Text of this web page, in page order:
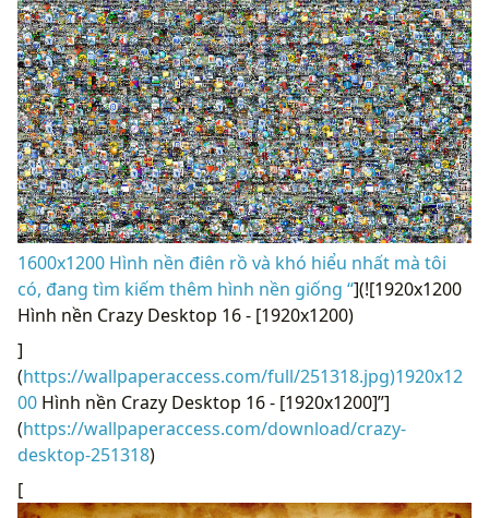
1600x1200 Hình nền điên rồ và khó hiểu nhất mà tôi
có, đang tìm kiếm thêm hình nền giống “](![1920x1200
Hình nền Crazy Desktop 16 - [1920x1200)
]
(https://wallpaperaccess.com/full/251318.jpg)1920x12
00 Hình nền Crazy Desktop 16 - [1920x1200]”]
(https://wallpaperaccess.com/download/crazy-
desktop-251318)
[